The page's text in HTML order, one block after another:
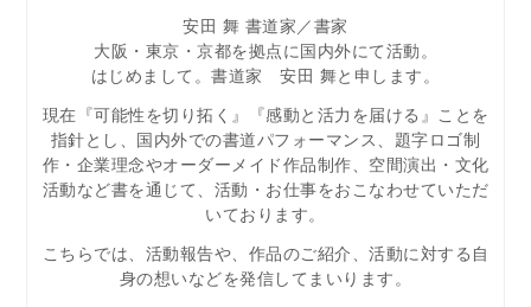
安田 舞 書道家／書家
大阪・東京・京都を拠点に国内外にて活動。
はじめまして。書道家 安田 舞と申します。
現在『可能性を切り拓く』『感動と活力を届ける』ことを
指針とし、国内外での書道パフォーマンス、題字ロゴ制
作・企業理念やオーダーメイド作品制作、空間演出・文化
活動など書を通じて、活動・お仕事をおこなわせていただ
いております。
こちらでは、活動報告や、作品のご紹介、活動に対する自
身の想いなどを発信してまいります。